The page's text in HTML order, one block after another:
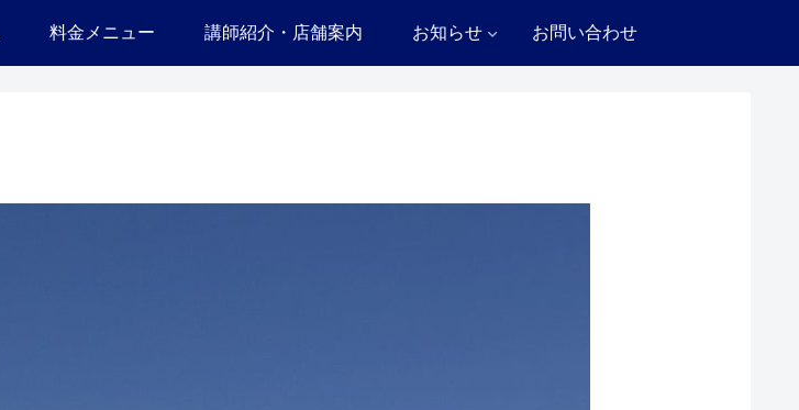
料金メニュー 講師紹介・店舗案内 お知らせ お問い合わせ